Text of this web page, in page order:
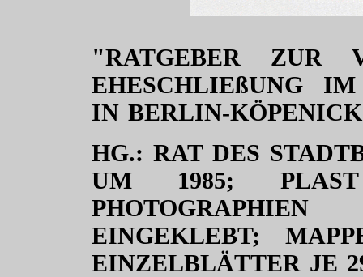
"RATGEBER ZUR
EHESCHLIEßUNG
IN BERLIN-
HG.: RAT DES
UM 1985; PLAST
PHOTOGRAPHIEN
EINGEKLEBT;
EINZELBLÄTTER JE